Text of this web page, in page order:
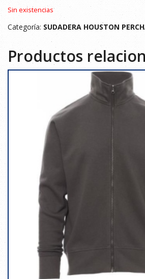
Sin existencias
Categoría: SUDADERA HOUSTON
Productos